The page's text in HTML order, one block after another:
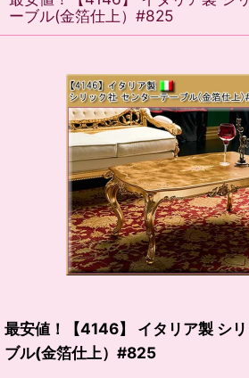
ーブル(金箔仕上）#825
最安値！【4146】 イタリア製 シ
ブル(金箔仕上）#825